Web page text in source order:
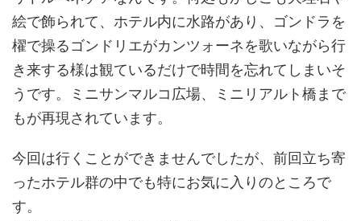
絵で飾られて、ホテル内に水路があり、ゴンドラを
櫂で操るゴンドリエがカンツォーネを歌いながら行
き来する様は観ているだけで時間を忘れてしまいそ
うです。ミニサンマルコ広場、ミニリアルト橋まで
もが再現されています。
今回は行くことができませんでしたが、前回立ち寄
ったホテル群の中でも特にお気に入りのところで
す。